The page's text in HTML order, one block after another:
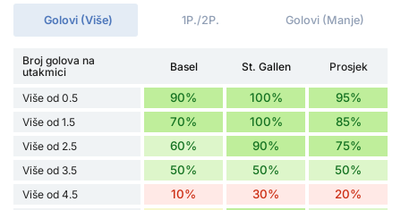
Golovi (Više) 1P./2P. Golovi (Manje)
Broj golova na
utakmici
Basel St. Gallen Prosjek
Više od 0.5 90% 100% 95%
Više od 1.5 70% 100% 85%
Više od 2.5 60% 90% 75%
Više od 3.5 50% 50% 50%
Više od 4.5 10% 30% 20%